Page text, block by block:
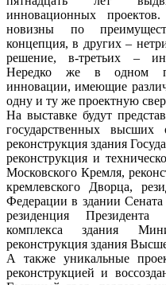
инновационных
новизны по
концепция, в других –
решение, в-третьих –
Нередко же в одном
инновации, имеющие
одну и ту же проектную
На выставке будут
государственных высших
реконструкция здания
реконструкция и
Московского Кремля,
кремлевского Дворца,
Федерации в здании Сената
резиденция Президента
комплекса здания
реконструкция здания
А также уникальные
реконструкцией и